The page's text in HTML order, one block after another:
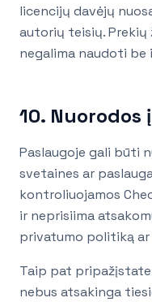
licencijų davėjų
autorių teisių. Prekių
negalima naudoti
10. Nuorodos
Paslaugoje gali būti
svetaines ar
kontroliuojamos
ir neprisiima
privatumo politiką
Taip pat
nebus atsakinga